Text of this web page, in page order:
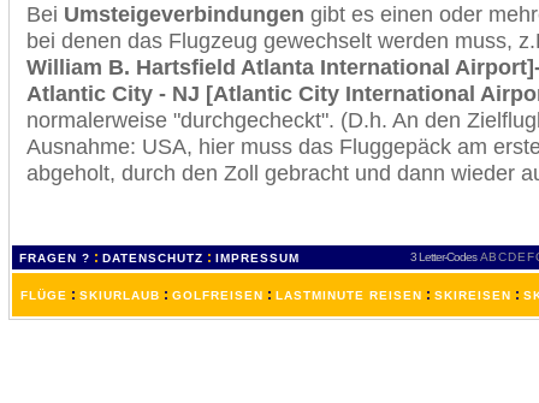
Bei Umsteigeverbindungen gibt es einen oder
bei denen das Flugzeug gewechselt werden muss,
William B. Hartsfield Atlanta International
Atlantic City - NJ [Atlantic City International
normalerweise "durchgecheckt". (D.h. An den
Ausnahme: USA, hier muss das Fluggepäck am
abgeholt, durch den Zoll gebracht und dann wieder
FRAGEN ? : DATENSCHUTZ : IMPRESSUM 3 Letter-Codes ABCDEF
FLÜGE : SKIURLAUB : GOLFREISEN : LASTMINUTE REISEN : SKIREISEN :